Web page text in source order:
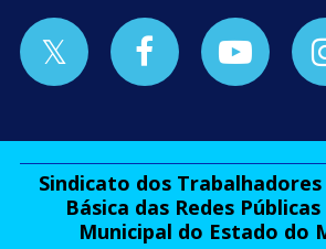
Sindicato dos Trabalhadores
Básica das Redes
Municipal do Estado do